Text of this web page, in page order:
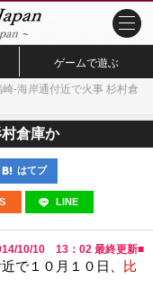
ゲームで遊ぶ
-海岸通付近で火事 杉村倉
倉庫か
はてブ
LINE
10/10 13：02 最終更新■
で１０月１０日、
比